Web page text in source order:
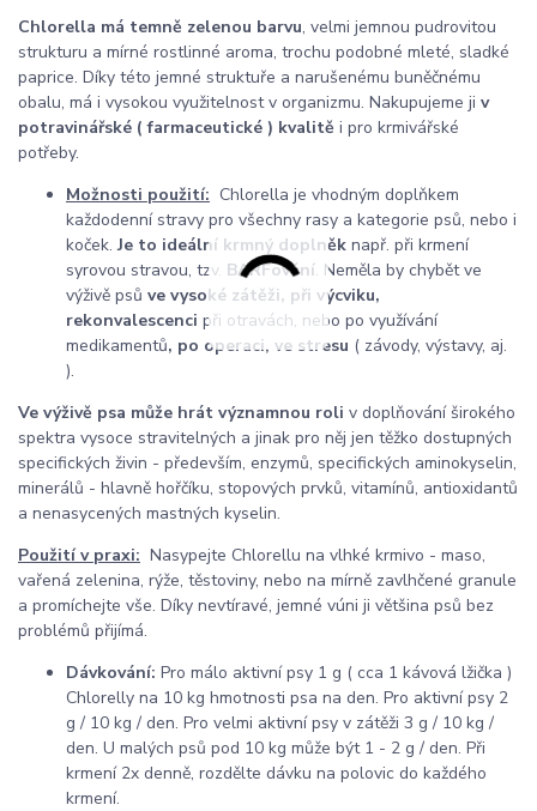
Chlorella má temně zelenou barvu, velmi jemnou pudrovitou
strukturu a mírné rostlinné aroma, trochu podobné mleté, sladké
paprice. Díky této jemné struktuře a narušenému buněčnému
obalu, má i vysokou využitelnost v organizmu. Nakupujeme ji v
potravinářské ( farmaceutické ) kvalitě i pro krmivářské
potřeby.
Možnosti použití: Chlorella je vhodným doplňkem
každodenní stravy pro všechny rasy a kategorie psů, nebo i
koček.Je to ideální krmný doplněk např. při krmení
syrovou stravou, tzv. BARFování. Neměla by chybět ve
výživě psů ve vysoké zátěži, při výcviku,
rekonvalescenci při otravách, nebo po využívání
medikamentů, po operaci, ve stresu ( závody, výstavy, aj.
).
Ve výživě psa může hrát významnou roli v doplňování širokého
spektra vysoce stravitelných a jinak pro něj jen těžko dostupných
specifických živin - především, enzymů, specifických aminokyselin,
minerálů - hlavně hořčíku, stopových prvků, vitamínů, antioxidantů
a nenasycených mastných kyselin.
Použití v praxi: Nasypejte Chlorellu na vlhké krmivo - maso,
vařená zelenina, rýže, těstoviny, nebo na mírně zavlhčené granule
a promíchejte vše. Díky nevtíravé, jemné vúni ji většina psů bez
problémů přijímá.
Dávkování: Pro málo aktivní psy 1 g ( cca 1 kávová lžička )
Chlorelly na 10 kg hmotnosti psa na den. Pro aktivní psy 2
g / 10 kg / den. Pro velmi aktivní psy v zátěži 3 g / 10 kg /
den. U malých psů pod 10 kg může být 1 - 2 g / den. Při
krmení 2x denně, rozdělte dávku na polovic do každého
krmení.